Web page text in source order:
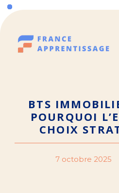
Aller
au
contenu
BTS
POURQUOI
CHOIX
7 octobre 2025